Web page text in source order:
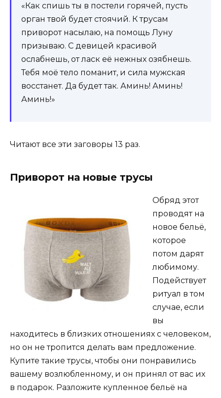
«Как спишь ты в постели горячей, пусть
орган твой будет стоячий. К трусам
приворот насылаю, на помощь Луну
призываю. С девицей красивой
ослабнешь, от ласк её нежных озябнешь.
Тебя моё тело поманит, и сила мужская
восстанет. Да будет так. Аминь! Аминь!
Аминь!»
Читают все эти заговоры 13 раз.
Приворот на новые трусы
Обряд этот
проводят на
новое бельё,
которое
потом дарят
любимому.
Подействует
ритуал в том
случае, если
вы
находитесь в близких отношениях с человеком,
но он не тропится делать вам предложение.
Купите такие трусы, чтобы они понравились
вашему возлюбленному, и он принял от вас их
в подарок. Разложите купленное бельё на